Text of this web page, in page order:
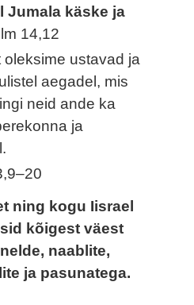
Jumala käske ja
14,12
ustavad ja
aegadel, mis
neid ande ka
ja
ning kogu Iisrael
kõigest väest
naablite,
ja pasunatega.